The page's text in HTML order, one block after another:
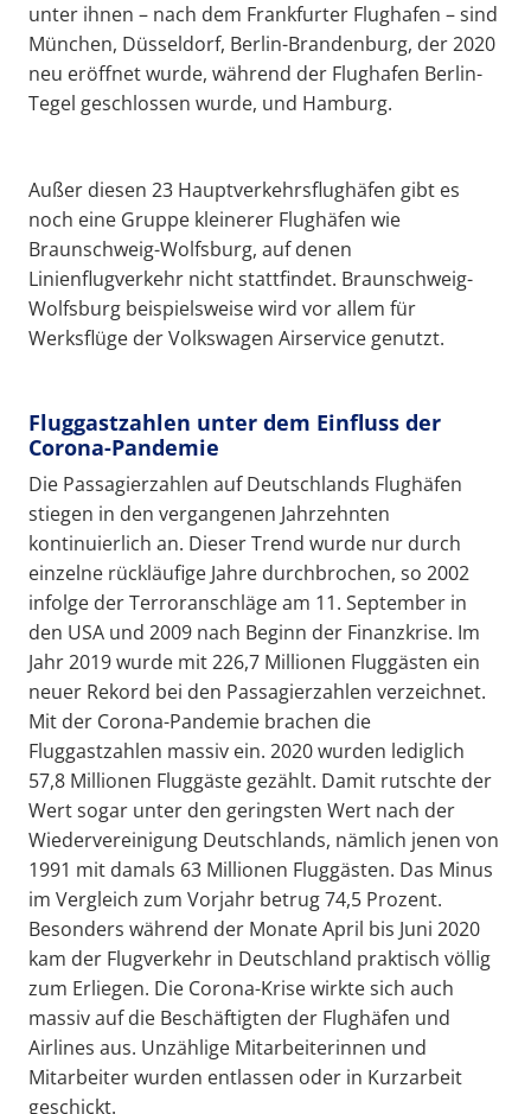
unter ihnen – nach dem Frankfurter Flughafen – sind
München, Düsseldorf, Berlin-Brandenburg, der 2020
neu eröffnet wurde, während der Flughafen Berlin-
Tegel geschlossen wurde, und Hamburg.
Außer diesen 23 Hauptverkehrsflughäfen gibt es
noch eine Gruppe kleinerer Flughäfen wie
Braunschweig-Wolfsburg, auf denen
Linienflugverkehr nicht stattfindet. Braunschweig-
Wolfsburg beispielsweise wird vor allem für
Werksflüge der Volkswagen Airservice genutzt.
Fluggastzahlen unter dem Einfluss der
Corona-Pandemie
Die Passagierzahlen auf Deutschlands Flughäfen
stiegen in den vergangenen Jahrzehnten
kontinuierlich an. Dieser Trend wurde nur durch
einzelne rückläufige Jahre durchbrochen, so 2002
infolge der Terroranschläge am 11. September in
den USA und 2009 nach Beginn der Finanzkrise. Im
Jahr 2019 wurde mit 226,7 Millionen Fluggästen ein
neuer Rekord bei den Passagierzahlen verzeichnet.
Mit der Corona-Pandemie brachen die
Fluggastzahlen massiv ein. 2020 wurden lediglich
57,8 Millionen Fluggäste gezählt. Damit rutschte der
Wert sogar unter den geringsten Wert nach der
Wiedervereinigung Deutschlands, nämlich jenen von
1991 mit damals 63 Millionen Fluggästen. Das Minus
im Vergleich zum Vorjahr betrug 74,5 Prozent.
Besonders während der Monate April bis Juni 2020
kam der Flugverkehr in Deutschland praktisch völlig
zum Erliegen. Die Corona-Krise wirkte sich auch
massiv auf die Beschäftigten der Flughäfen und
Airlines aus. Unzählige Mitarbeiterinnen und
Mitarbeiter wurden entlassen oder in Kurzarbeit
geschickt.